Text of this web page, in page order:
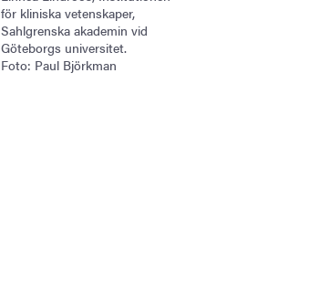
för kliniska vetenskaper,
Sahlgrenska akademin vid
Göteborgs universitet.
Foto: Paul Björkman